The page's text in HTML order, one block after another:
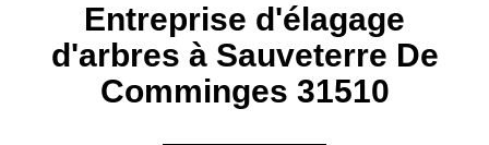
Entreprise d'élagage
d'arbres à Sauveterre De
Comminges 31510